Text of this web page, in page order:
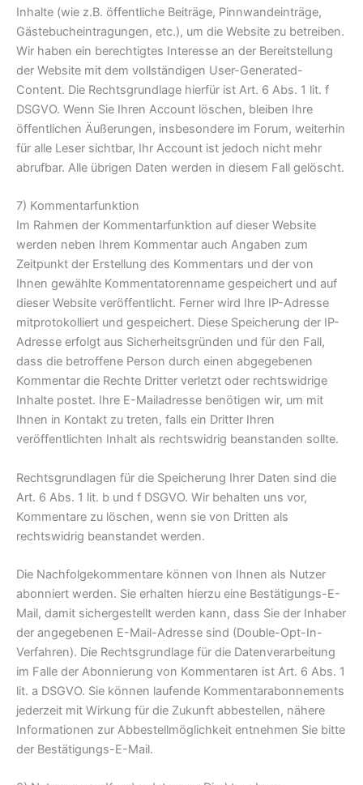
Inhalte (wie z.B. öffentliche Beiträge, Pinnwandeinträge,
Gästebucheintragungen, etc.), um die Website zu betreiben.
Wir haben ein berechtigtes Interesse an der Bereitstellung
der Website mit dem vollständigen User-Generated-
Content. Die Rechtsgrundlage hierfür ist Art. 6 Abs. 1 lit. f
DSGVO. Wenn Sie Ihren Account löschen, bleiben Ihre
öffentlichen Äußerungen, insbesondere im Forum, weiterhin
für alle Leser sichtbar, Ihr Account ist jedoch nicht mehr
abrufbar. Alle übrigen Daten werden in diesem Fall gelöscht.
7) Kommentarfunktion
Im Rahmen der Kommentarfunktion auf dieser Website
werden neben Ihrem Kommentar auch Angaben zum
Zeitpunkt der Erstellung des Kommentars und der von
Ihnen gewählte Kommentatorenname gespeichert und auf
dieser Website veröffentlicht. Ferner wird Ihre IP-Adresse
mitprotokolliert und gespeichert. Diese Speicherung der IP-
Adresse erfolgt aus Sicherheitsgründen und für den Fall,
dass die betroffene Person durch einen abgegebenen
Kommentar die Rechte Dritter verletzt oder rechtswidrige
Inhalte postet. Ihre E-Mailadresse benötigen wir, um mit
Ihnen in Kontakt zu treten, falls ein Dritter Ihren
veröffentlichten Inhalt als rechtswidrig beanstanden sollte.
Rechtsgrundlagen für die Speicherung Ihrer Daten sind die
Art. 6 Abs. 1 lit. b und f DSGVO. Wir behalten uns vor,
Kommentare zu löschen, wenn sie von Dritten als
rechtswidrig beanstandet werden.
Die Nachfolgekommentare können von Ihnen als Nutzer
abonniert werden. Sie erhalten hierzu eine Bestätigungs-E-
Mail, damit sichergestellt werden kann, dass Sie der Inhaber
der angegebenen E-Mail-Adresse sind (Double-Opt-In-
Verfahren). Die Rechtsgrundlage für die Datenverarbeitung
im Falle der Abonnierung von Kommentaren ist Art. 6 Abs. 1
lit. a DSGVO. Sie können laufende Kommentarabonnements
jederzeit mit Wirkung für die Zukunft abbestellen, nähere
Informationen zur Abbestellmöglichkeit entnehmen Sie bitte
der Bestätigungs-E-Mail.